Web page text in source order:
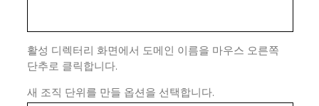
활성 디렉터리 화면에서 도메인 이름을 마우스 오른쪽
단추로 클릭합니다.
새 조직 단위를 만들 옵션을 선택합니다.